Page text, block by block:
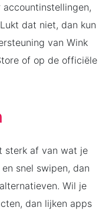
dat niet, dan kun
van Wink
of op de officiële
sterk af van wat je
snel swipen, dan
Wil je
dan lijken apps